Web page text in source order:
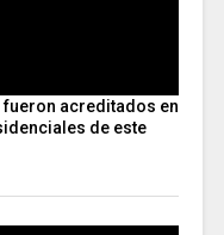
acreditados en
de este